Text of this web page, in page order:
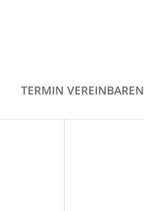
TERMIN VEREINBAREN